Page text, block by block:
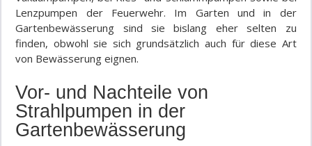
Lenzpumpen der Feuerwehr. Im Garten und in der
Gartenbewässerung sind sie bislang eher selten zu
finden, obwohl sie sich grundsätzlich auch für diese Art
von Bewässerung eignen.
Vor- und Nachteile von
Strahlpumpen in der
Gartenbewässerung